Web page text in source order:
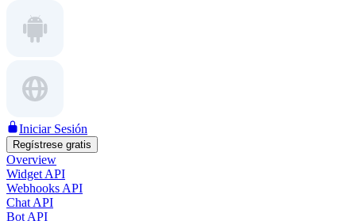
Iniciar Sesión
Regístrese gratis
Overview
Widget API
Webhooks API
Chat API
Bot API